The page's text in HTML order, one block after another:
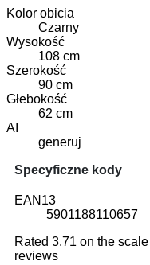
Kolor obicia
Czarny
Wysokość
108 cm
Szerokość
90 cm
Głebokość
62 cm
AI
generuj
Specyficzne kody
EAN13
5901188110657
Rated 3.71 on the scale
reviews